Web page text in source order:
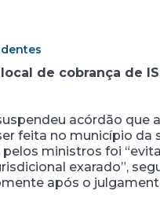
de cobrança de
acórdão
feita no município
ministros foi
exarado”,
após o